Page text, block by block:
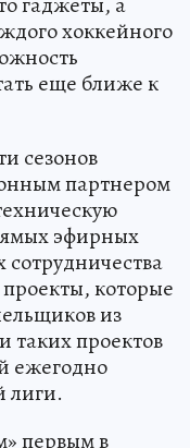
хоккейного
еще ближе к
сезонов
партнером
эфирных
которые
из
таких проектов
ежегодно
лиги.
первым в